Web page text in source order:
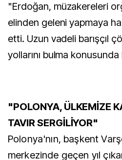
"Erdoğan, müzakereleri
elinden geleni yapmaya
etti. Uzun vadeli barışçıl
yollarını bulma konusunda
"POLONYA, ÜLKEMİZE
TAVIR SERGİLİYOR"
Polonya'nın, başkent
merkezinde geçen yıl